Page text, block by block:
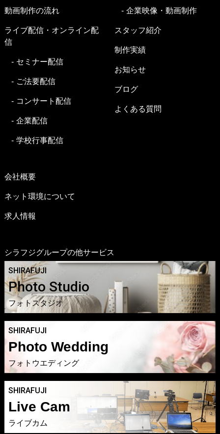
動画制作の流れ
ライブ配信・オンライン配
信
セミナー配信
ご法要配信
コンサート配信
企業配信
学校行事配信
企業映像・動画制作
スタッフ紹介
制作実績
お知らせ
ブログ
よくある質問
会社概要
ネット環境について
求人情報
シラフジグループの他サービス
SHIRAFUJI
Photo Studio
フォトスタジオ
SHIRAFUJI
Photo Wedding
フォトウエディング
SHIRAFUJI
Live Cam
ライブカム